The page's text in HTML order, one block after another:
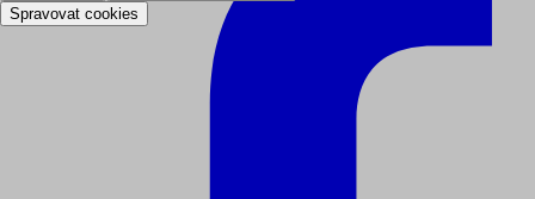
Spravovat cookies